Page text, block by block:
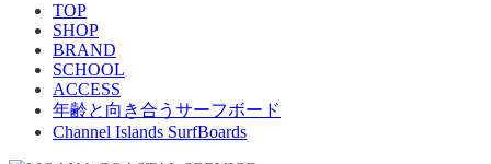
TOP
SHOP
BRAND
SCHOOL
ACCESS
年齢と向き合うサーフボード
Channel Islands SurfBoards